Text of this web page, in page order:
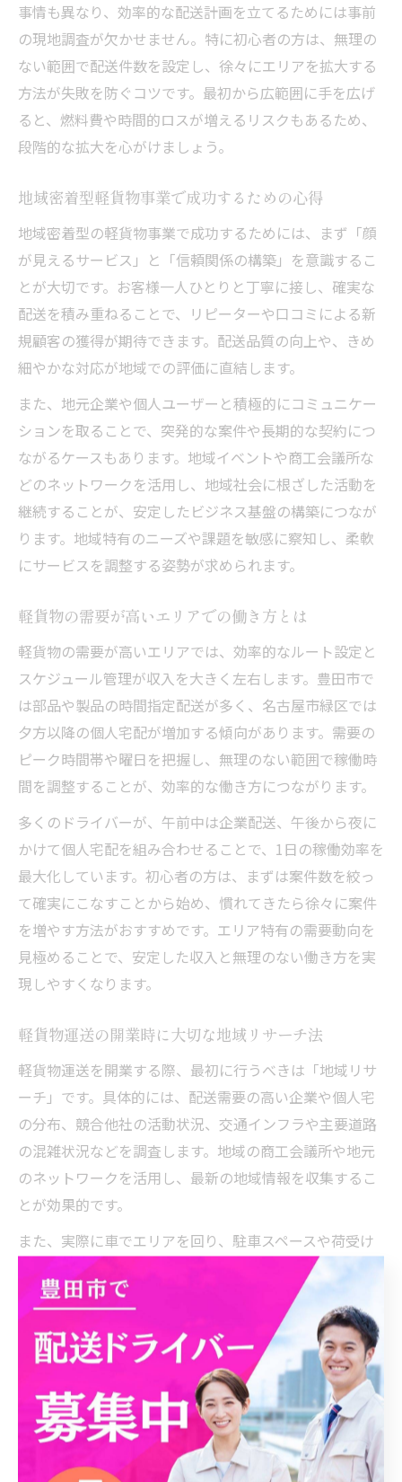
事情も異なり、効率的な配送計画を立てるためには事前
の現地調査が欠かせません。特に初心者の方は、無理の
ない範囲で配送件数を設定し、徐々にエリアを拡大する
方法が失敗を防ぐコツです。最初から広範囲に手を広げ
ると、燃料費や時間的ロスが増えるリスクもあるため、
段階的な拡大を心がけましょう。
地域密着型軽貨物事業で成功するための心得
地域密着型の軽貨物事業で成功するためには、まず「顔
が見えるサービス」と「信頼関係の構築」を意識するこ
とが大切です。お客様一人ひとりと丁寧に接し、確実な
配送を積み重ねることで、リピーターや口コミによる新
規顧客の獲得が期待できます。配送品質の向上や、きめ
細やかな対応が地域での評価に直結します。
また、地元企業や個人ユーザーと積極的にコミュニケー
ションを取ることで、突発的な案件や長期的な契約につ
ながるケースもあります。地域イベントや商工会議所な
どのネットワークを活用し、地域社会に根ざした活動を
継続することが、安定したビジネス基盤の構築につなが
ります。地域特有のニーズや課題を敏感に察知し、柔軟
にサービスを調整する姿勢が求められます。
軽貨物の需要が高いエリアでの働き方とは
軽貨物の需要が高いエリアでは、効率的なルート設定と
スケジュール管理が収入を大きく左右します。豊田市で
は部品や製品の時間指定配送が多く、名古屋市緑区では
夕方以降の個人宅配が増加する傾向があります。需要の
ピーク時間帯や曜日を把握し、無理のない範囲で稼働時
間を調整することが、効率的な働き方につながります。
多くのドライバーが、午前中は企業配送、午後から夜に
かけて個人宅配を組み合わせることで、1日の稼働効率を
最大化しています。初心者の方は、まずは案件数を絞っ
て確実にこなすことから始め、慣れてきたら徐々に案件
を増やす方法がおすすめです。エリア特有の需要動向を
見極めることで、安定した収入と無理のない働き方を実
現しやすくなります。
軽貨物運送の開業時に大切な地域リサーチ法
軽貨物運送を開業する際、最初に行うべきは「地域リサ
ーチ」です。具体的には、配送需要の高い企業や個人宅
の分布、競合他社の活動状況、交通インフラや主要道路
の混雑状況などを調査します。地域の商工会議所や地元
のネットワークを活用し、最新の地域情報を収集するこ
とが効果的です。
また、実際に車でエリアを回り、駐車スペースや荷受け
のしやすさなど現場感覚を身につけることも重要です。
現地調査を通じて、想定外の課題や新たなビジネスチャ
ンスが見つかることも多くあります。事前に十分なリサ
ーチを行うことで、開業後のトラブル回避や効率的な営
高収入を目指すなら軽貨物